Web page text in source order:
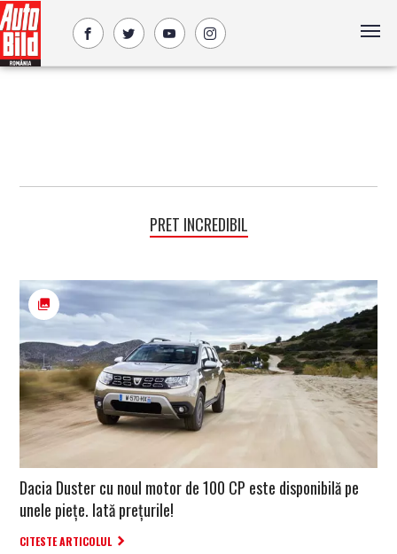
PRET INCREDIBIL
Dacia Duster cu noul motor de 100 CP este disponibilă pe
unele piețe. Iată prețurile!
CITESTE ARTICOLUL